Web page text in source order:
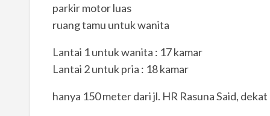
parkir motor luas
ruang tamu untuk wanita
Lantai 1 untuk wanita : 17 kamar
Lantai 2 untuk pria : 18 kamar
hanya 150 meter dari jl. HR Rasuna Said, dekat